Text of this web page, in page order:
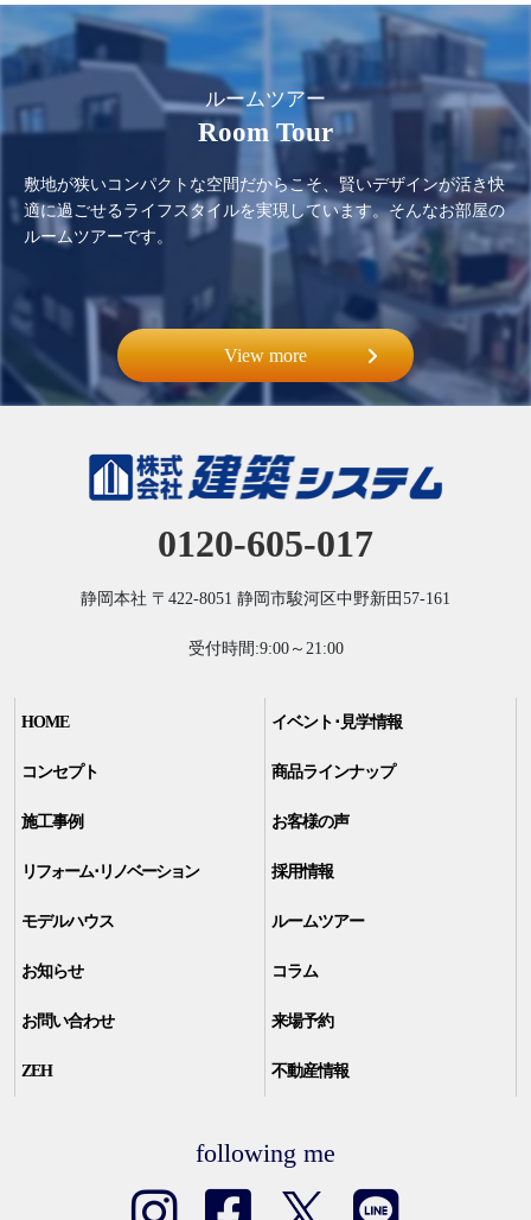
View more
ルームツアー
Room Tour
敷地が狭いコンパクトな空間だからこそ、賢いデザインが活き快
適に過ごせるライフスタイルを実現しています。そんなお部屋の
ルームツアーです。
0120-605-017
静岡本社 〒422-8051 静岡市駿河区中野新田57-161
受付時間:9:00～21:00
HOME イベント･見学情報
コンセプト 商品ラインナップ
施工事例 お客様の声
リフォーム･リノベーション 採用情報
モデルハウス ルームツアー
お知らせ コラム
お問い合わせ 来場予約
ZEH 不動産情報
following me